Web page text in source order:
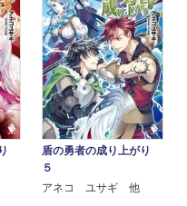
盾の勇者の成り上がり
５
アネコ ユサギ 他